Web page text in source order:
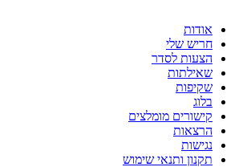
אודות
חריש שלי
הצעות לסדר
שאילתות
שקיפות
בלוג
קישורים מומלצים
הרצאות
נגישות
תקנון ותנאי שימוש